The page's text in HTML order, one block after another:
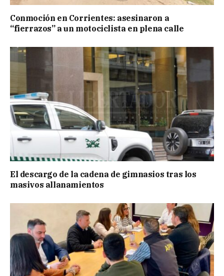
Conmoción en Corrientes: asesinaron a
“fierrazos” a un motociclista en plena calle
El descargo de la cadena de gimnasios tras los
masivos allanamientos